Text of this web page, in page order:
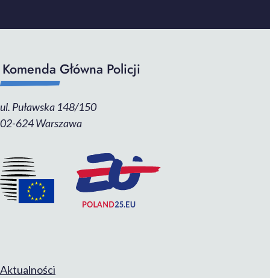
Komenda Główna Policji
ul. Puławska 148/150
02-624 Warszawa
Aktualności